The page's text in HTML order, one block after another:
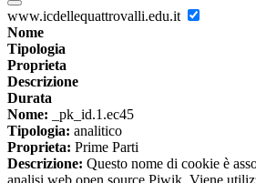
www.icdellequattrovalli.edu.it
Nome
Tipologia
Proprieta
Descrizione
Durata
Nome: _pk_id.1.ec45
Tipologia: analitico
Proprieta: Prime Parti
Descrizione: Questo nome di cookie è
analisi web open source Piwik. Viene